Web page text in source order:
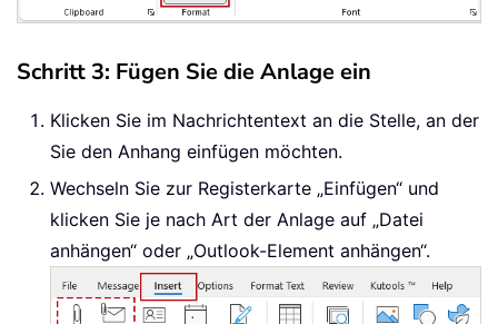
Schritt 3: Fügen Sie die Anlage ein
Klicken Sie im Nachrichtentext an die Stelle, an der
Sie den Anhang einfügen möchten.
Wechseln Sie zur Registerkarte „Einfügen“ und
klicken Sie je nach Art der Anlage auf „Datei
anhängen“ oder „Outlook-Element anhängen“.